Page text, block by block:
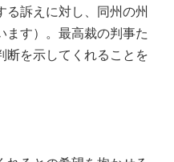
る訴えに対し、同州の州
ます）。最高裁の判事た
断を示してくれることを